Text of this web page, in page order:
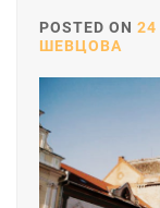
POSTED ON
ШЕВЦОВА